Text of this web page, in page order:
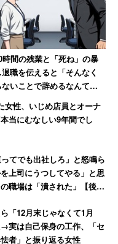
時間の残業と「死ね」の暴
職を伝えると「そんなく
いことで辞めるなんて」
年後、会社は倒産
女性、いじめ店員とオーナ
当にむなしい9年間でし
てでも出社しろ」と怒鳴ら
上司にうつしてやる」と思
職場は「潰された」【後
「12月末じゃなくて1月
実は自己保身の工作、「セ
者」と振り返る女性